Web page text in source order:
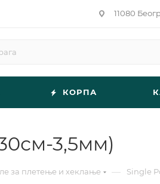
11080
КОРПА
3,5мм)
за плетење и хеклање — Single